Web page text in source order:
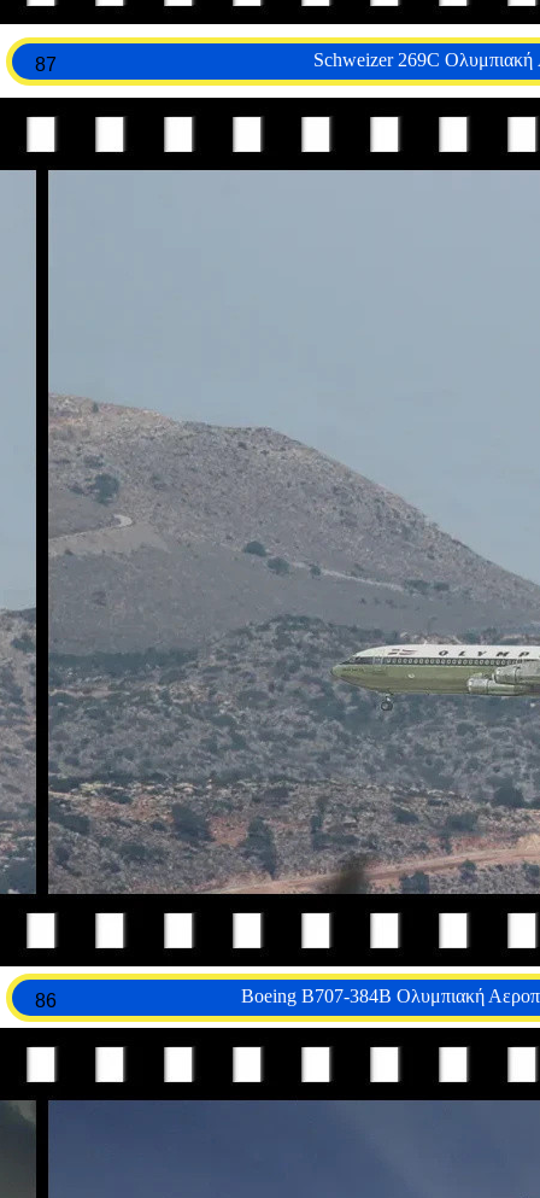
Boeing B707-384B Ολυμπιακή
86
Schweizer 269C
87